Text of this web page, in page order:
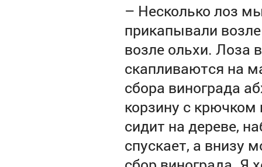
– Несколько лоз
прикапывали
возле ольхи. Лоза
скапливаются на
сбора винограда
корзину с крючком
сидит на дереве,
спускает, а внизу